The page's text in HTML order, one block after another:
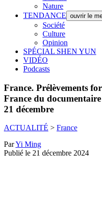
Nature
TENDANCE ouvrir le
Société
Culture
Opinion
SPÉCIAL SHEN YUN
VIDÉO
Podcasts
France. Prélèvements
France du
21 décembre
ACTUALITÉ > France
ParYi Ming
Publié le 21 décembre 2024